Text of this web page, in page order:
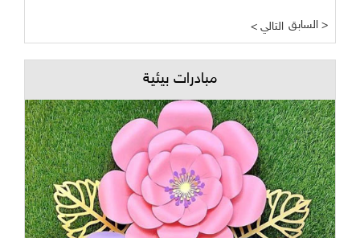
< التالي السابق >
مبادرات بيئية